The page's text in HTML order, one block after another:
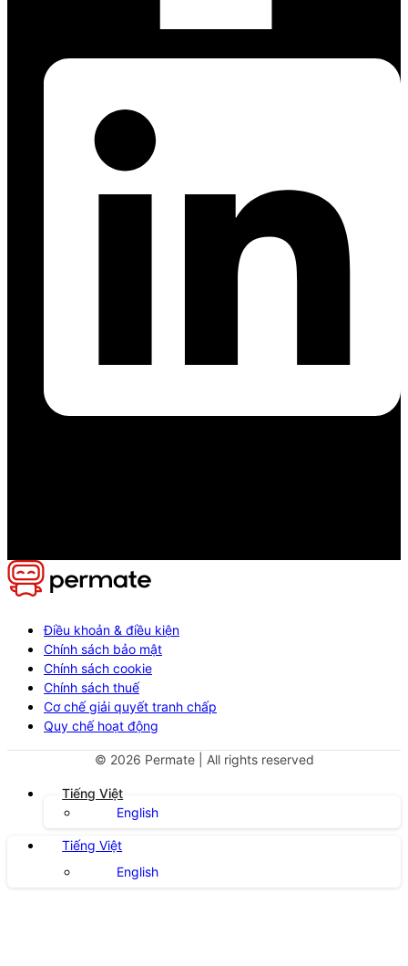
Điều khoản & điều kiện
Chính sách bảo mật
Chính sách cookie
Chính sách thuế
Cơ chế giải quyết tranh chấp
Quy chế hoạt động
© 2026 Permate | All rights reserved
Tiếng Việt
English
Tiếng Việt
English